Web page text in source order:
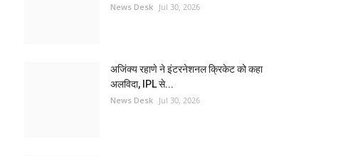
News Desk Jul 30, 2026
अजिंक्य रहाणे ने इंटरनेशनल क्रिकेट को कहा
अलविदा, IPL से...
News Desk Jul 30, 2026